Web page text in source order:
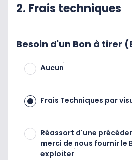
2. Frais techniques
Besoin d'un Bon à tirer
Aucun
Frais Techniques par
Réassort d'une
merci de nous fournir le
exploiter